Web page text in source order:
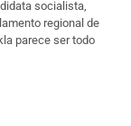
socialista,
regional de
parece ser todo